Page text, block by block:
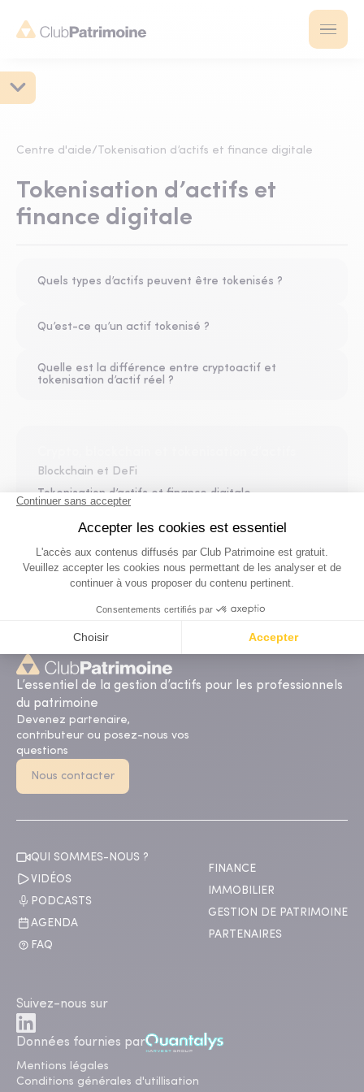
Centre d'aide/ Tokenisation d’actifs et finance digitale
Blockchain et DeFi
Tokenisation d’actifs et finance digitale
Fiscalité des actifs numériques
Tokenisation d’actifs et
finance digitale
Quels types d’actifs peuvent être tokenisés ?
Qu’est-ce qu’un actif tokenisé ?
Quelle est la différence entre cryptoactif et
tokenisation d’actif réel ?
L’essentiel de la gestion d’actifs pour les professionnels
du patrimoine
Devenez partenaire,
contributeur ou posez-nous vos
questions
Nous contacter
QUI SOMMES-NOUS ?
VIDÉOS
PODCASTS
AGENDA
FAQ
FINANCE
IMMOBILIER
GESTION DE PATRIMOINE
PARTENAIRES
Suivez-nous sur
Données fournies par
Mentions légales
Conditions générales d'utillisation